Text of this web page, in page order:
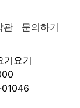
관 문의하기
기요기